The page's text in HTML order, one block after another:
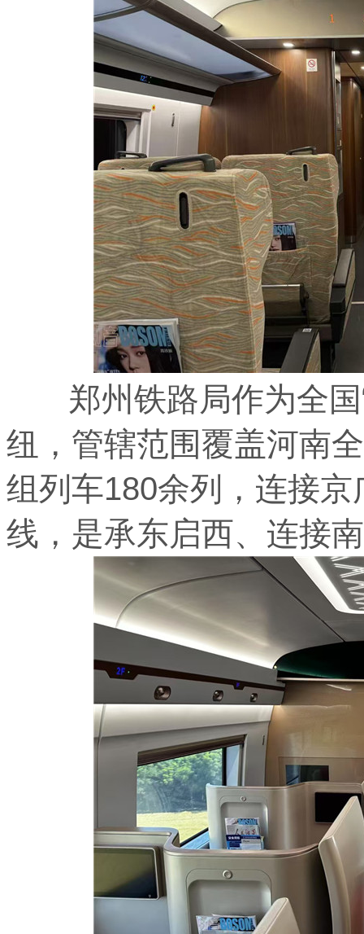
郑州铁路局作为全国“
纽，管辖范围覆盖河南
组列车180余列，连接
线，是承东启西、连接